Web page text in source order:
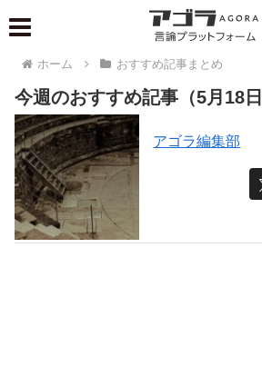
ホーム おすすめ記事まとめ
今週のおすすめ記事（5月18日
アゴラ編集部